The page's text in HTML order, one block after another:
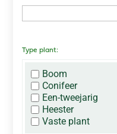
Type plant:
Boom
Conifeer
Een-tweejarig
Heester
Vaste plant